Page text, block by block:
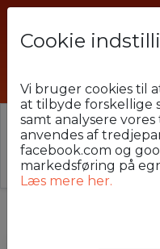
⚠️ Denne
Stillingen er ikke
Cookie
Vi bruger cookies til
at tilbyde forskellige
samt analysere vores
anvendes af
facebook.com og
markedsføring på
Læs mere her.